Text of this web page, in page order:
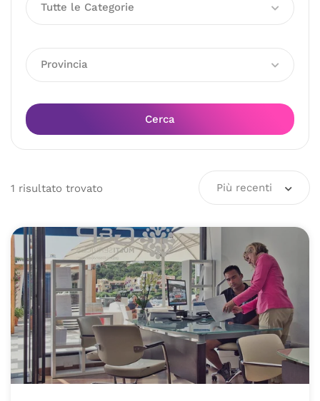
Tutte le Categorie
Provincia
Cerca
1 risultato trovato Più recenti